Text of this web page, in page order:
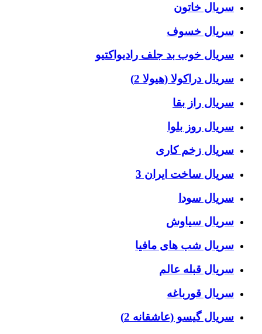
سریال خاتون
سریال خسوف
سریال خوب بد جلف رادیواکتیو
سریال دراکولا (هیولا 2)
سریال راز بقا
سریال روز بلوا
سریال زخم کاری
سریال ساخت ایران 3
سریال سودا
سریال سیاوش
سریال شب های مافیا
سریال قبله عالم
سریال قورباغه
سریال گیسو (عاشقانه 2)